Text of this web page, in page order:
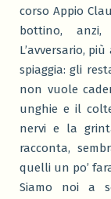
corso Appio
bottino,
L’avversario,
spiaggia: gli
non vuole
unghie e il
nervi e la
racconta,
quelli un po’
Siamo noi a